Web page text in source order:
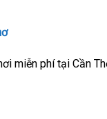
miễn phí tại Cần